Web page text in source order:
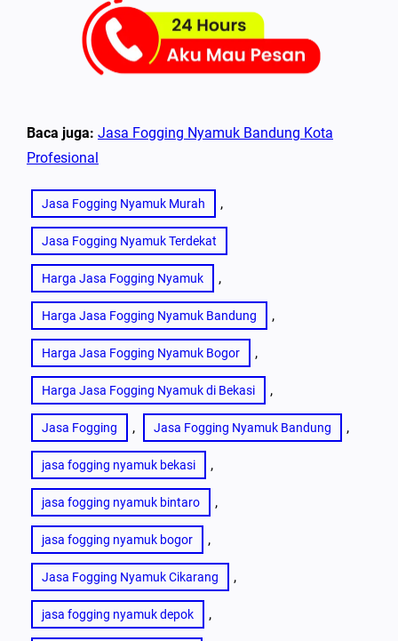
Baca juga: Jasa Fogging Nyamuk Bandung Kota
Profesional
Jasa Fogging Nyamuk Murah ,
Jasa Fogging Nyamuk Terdekat
Harga Jasa Fogging Nyamuk ,
Harga Jasa Fogging Nyamuk Bandung ,
Harga Jasa Fogging Nyamuk Bogor ,
Harga Jasa Fogging Nyamuk di Bekasi ,
Jasa Fogging , Jasa Fogging Nyamuk Bandung ,
jasa fogging nyamuk bekasi ,
jasa fogging nyamuk bintaro ,
jasa fogging nyamuk bogor ,
Jasa Fogging Nyamuk Cikarang ,
jasa fogging nyamuk depok ,